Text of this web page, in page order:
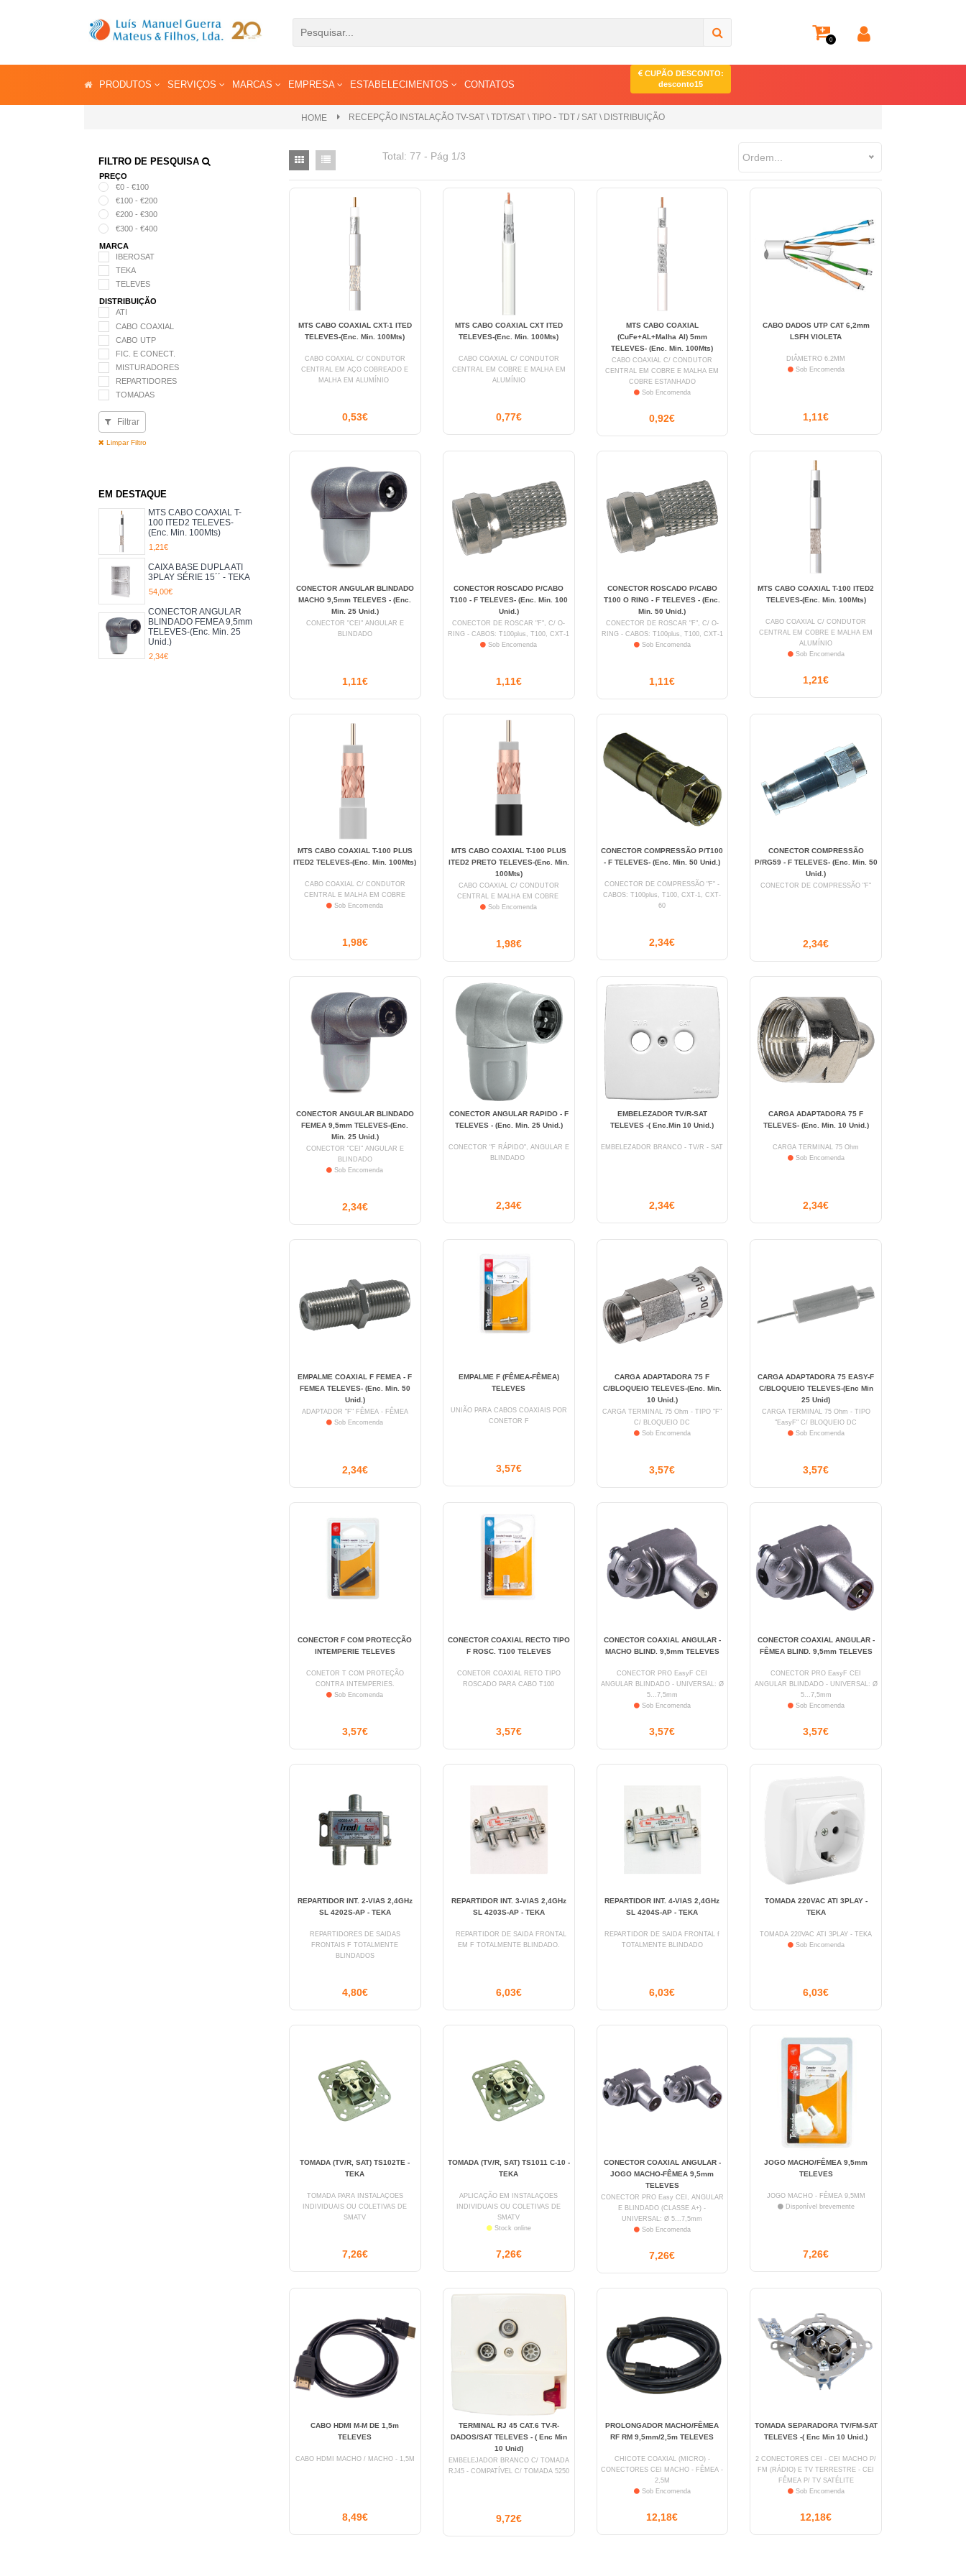
0
PRODUTOS SERVIÇOS MARCAS EMPRESA ESTABELECIMENTOS CONTATOS
CUPÃO DESCONTO:
desconto15
HOME RECEPÇÃO INSTALAÇÃO TV-SAT \ TDT/SAT \ TIPO - TDT / SAT \ DISTRIBUIÇÃO
FILTRO DE PESQUISA
PREÇO
€0 - €100
€100 - €200
€200 - €300
€300 - €400
MARCA
IBEROSAT
TEKA
TELEVES
DISTRIBUIÇÃO
ATI
CABO COAXIAL
CABO UTP
FIC. E CONECT.
MISTURADORES
REPARTIDORES
TOMADAS
Filtrar
Limpar Filtro
EM DESTAQUE
MTS CABO COAXIAL T-
100 ITED2 TELEVES-
(Enc. Min. 100Mts)
1,21€
CAIXA BASE DUPLA ATI
3PLAY SÉRIE 15´´ - TEKA
54,00€
CONECTOR ANGULAR
BLINDADO FEMEA 9,5mm
TELEVES-(Enc. Min. 25
Unid.)
2,34€
Total: 77 - Pág 1/3 Ordem...
MTS CABO COAXIAL CXT-1 ITED
TELEVES-(Enc. Min. 100Mts)
CABO COAXIAL C/ CONDUTOR
CENTRAL EM AÇO COBREADO E
MALHA EM ALUMÍNIO
0,53€
MTS CABO COAXIAL CXT ITED
TELEVES-(Enc. Min. 100Mts)
CABO COAXIAL C/ CONDUTOR
CENTRAL EM COBRE E MALHA EM
ALUMÍNIO
0,77€
MTS CABO COAXIAL
(CuFe+AL+Malha AI) 5mm
TELEVES- (Enc. Min. 100Mts)
CABO COAXIAL C/ CONDUTOR
CENTRAL EM COBRE E MALHA EM
COBRE ESTANHADO
Sob Encomenda
0,92€
CABO DADOS UTP CAT 6,2mm
LSFH VIOLETA
DIÂMETRO 6.2MM
Sob Encomenda
1,11€
CONECTOR ANGULAR BLINDADO
MACHO 9,5mm TELEVES - (Enc.
Min. 25 Unid.)
CONECTOR "CEI" ANGULAR E
BLINDADO
1,11€
CONECTOR ROSCADO P/CABO
T100 - F TELEVES- (Enc. Min. 100
Unid.)
CONECTOR DE ROSCAR "F", C/ O-
RING - CABOS: T100plus, T100, CXT-1
Sob Encomenda
1,11€
CONECTOR ROSCADO P/CABO
T100 O RING - F TELEVES - (Enc.
Min. 50 Unid.)
CONECTOR DE ROSCAR "F", C/ O-
RING - CABOS: T100plus, T100, CXT-1
Sob Encomenda
1,11€
MTS CABO COAXIAL T-100 ITED2
TELEVES-(Enc. Min. 100Mts)
CABO COAXIAL C/ CONDUTOR
CENTRAL EM COBRE E MALHA EM
ALUMÍNIO
Sob Encomenda
1,21€
MTS CABO COAXIAL T-100 PLUS
ITED2 TELEVES-(Enc. Min. 100Mts)
CABO COAXIAL C/ CONDUTOR
CENTRAL E MALHA EM COBRE
Sob Encomenda
1,98€
MTS CABO COAXIAL T-100 PLUS
ITED2 PRETO TELEVES-(Enc. Min.
100Mts)
CABO COAXIAL C/ CONDUTOR
CENTRAL E MALHA EM COBRE
Sob Encomenda
1,98€
CONECTOR COMPRESSÃO P/T100
- F TELEVES- (Enc. Min. 50 Unid.)
CONECTOR DE COMPRESSÃO "F" -
CABOS: T100plus, T100, CXT-1, CXT-
60
2,34€
CONECTOR COMPRESSÃO
P/RG59 - F TELEVES- (Enc. Min. 50
Unid.)
CONECTOR DE COMPRESSÃO "F"
2,34€
CONECTOR ANGULAR BLINDADO
FEMEA 9,5mm TELEVES-(Enc.
Min. 25 Unid.)
CONECTOR "CEI" ANGULAR E
BLINDADO
Sob Encomenda
2,34€
CONECTOR ANGULAR RAPIDO - F
TELEVES - (Enc. Min. 25 Unid.)
CONECTOR "F RÁPIDO", ANGULAR E
BLINDADO
2,34€
EMBELEZADOR TV/R-SAT
TELEVES -( Enc.Min 10 Unid.)
EMBELEZADOR BRANCO - TV/R - SAT
2,34€
CARGA ADAPTADORA 75 F
TELEVES- (Enc. Min. 10 Unid.)
CARGA TERMINAL 75 Ohm
Sob Encomenda
2,34€
EMPALME COAXIAL F FEMEA - F
FEMEA TELEVES- (Enc. Min. 50
Unid.)
ADAPTADOR "F" FÊMEA - FÊMEA
Sob Encomenda
2,34€
EMPALME F (FÊMEA-FÊMEA)
TELEVES
UNIÃO PARA CABOS COAXIAIS POR
CONETOR F
3,57€
CARGA ADAPTADORA 75 F
C/BLOQUEIO TELEVES-(Enc. Min.
10 Unid.)
CARGA TERMINAL 75 Ohm - TIPO "F"
C/ BLOQUEIO DC
Sob Encomenda
3,57€
CARGA ADAPTADORA 75 EASY-F
C/BLOQUEIO TELEVES-(Enc Min
25 Unid)
CARGA TERMINAL 75 Ohm - TIPO
"EasyF" C/ BLOQUEIO DC
Sob Encomenda
3,57€
CONECTOR F COM PROTECÇÃO
INTEMPERIE TELEVES
CONETOR T COM PROTEÇÃO
CONTRA INTEMPERIES.
Sob Encomenda
3,57€
CONECTOR COAXIAL RECTO TIPO
F ROSC. T100 TELEVES
CONETOR COAXIAL RETO TIPO
ROSCADO PARA CABO T100
3,57€
CONECTOR COAXIAL ANGULAR -
MACHO BLIND. 9,5mm TELEVES
CONECTOR PRO EasyF CEI
ANGULAR BLINDADO - UNIVERSAL: Ø
5...7,5mm
Sob Encomenda
3,57€
CONECTOR COAXIAL ANGULAR -
FÊMEA BLIND. 9,5mm TELEVES
CONECTOR PRO EasyF CEI
ANGULAR BLINDADO - UNIVERSAL: Ø
5...7,5mm
Sob Encomenda
3,57€
REPARTIDOR INT. 2-VIAS 2,4GHz
SL 4202S-AP - TEKA
REPARTIDORES DE SAIDAS
FRONTAIS F TOTALMENTE
BLINDADOS
4,80€
REPARTIDOR INT. 3-VIAS 2,4GHz
SL 4203S-AP - TEKA
REPARTIDOR DE SAIDA FRONTAL
EM F TOTALMENTE BLINDADO.
6,03€
REPARTIDOR INT. 4-VIAS 2,4GHz
SL 4204S-AP - TEKA
REPARTIDOR DE SAIDA FRONTAL f
TOTALMENTE BLINDADO
6,03€
TOMADA 220VAC ATI 3PLAY -
TEKA
TOMADA 220VAC ATI 3PLAY - TEKA
Sob Encomenda
6,03€
TOMADA (TV/R, SAT) TS102TE -
TEKA
TOMADA PARA INSTALAÇOES
INDIVIDUAIS OU COLETIVAS DE
SMATV
7,26€
TOMADA (TV/R, SAT) TS1011 C-10 -
TEKA
APLICAÇÃO EM INSTALAÇOES
INDIVIDUAIS OU COLETIVAS DE
SMATV
Stock online
7,26€
CONECTOR COAXIAL ANGULAR -
JOGO MACHO-FÊMEA 9,5mm
TELEVES
CONECTOR PRO Easy CEI, ANGULAR
E BLINDADO (CLASSE A+) -
UNIVERSAL: Ø 5...7,5mm
Sob Encomenda
7,26€
JOGO MACHO/FÊMEA 9,5mm
TELEVES
JOGO MACHO - FÊMEA 9,5MM
Disponível brevemente
7,26€
CABO HDMI M-M DE 1,5m
TELEVES
CABO HDMI MACHO / MACHO - 1,5M
8,49€
TERMINAL RJ 45 CAT.6 TV-R-
DADOS/SAT TELEVES - ( Enc Min
10 Unid)
EMBELEJADOR BRANCO C/ TOMADA
RJ45 - COMPATÍVEL C/ TOMADA 5250
9,72€
PROLONGADOR MACHO/FÊMEA
RF RM 9,5mm/2,5m TELEVES
CHICOTE COAXIAL (MICRO) -
CONECTORES CEI MACHO - FÊMEA -
2,5M
Sob Encomenda
12,18€
TOMADA SEPARADORA TV/FM-SAT
TELEVES -( Enc Min 10 Unid.)
2 CONECTORES CEI - CEI MACHO P/
FM (RÁDIO) E TV TERRESTRE - CEI
FÊMEA P/ TV SATÉLITE
Sob Encomenda
12,18€